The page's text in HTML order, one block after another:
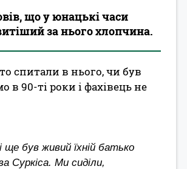
що у юнацькі часи
за нього хлопчина.
спитали в нього, чи був
в 90-ті роки і фахівець не
був живий їхній батько
Суркіса. Ми сиділи,